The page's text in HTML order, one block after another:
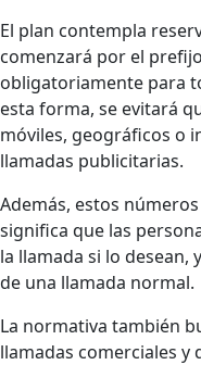
El plan contempla
comenzará por el
obligatoriamente para
esta forma, se evitará
móviles, geográficos o
llamadas publicitarias.
Además, estos
significa que las
la llamada si lo desean,
de una llamada normal.
La normativa también
llamadas comerciales y